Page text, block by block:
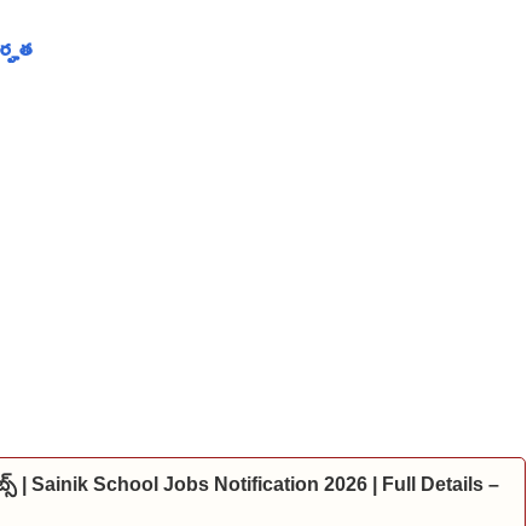
Sainik School Jobs Notification 2026 | Full Details –